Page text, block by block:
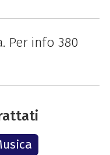
Per info 380